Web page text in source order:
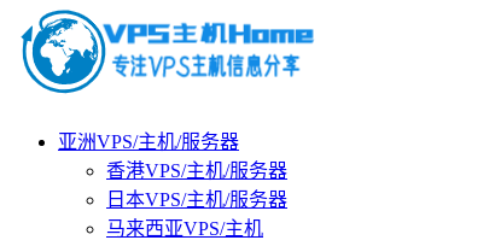
亚洲VPS/主机/服务器
香港VPS/主机/服务器
日本VPS/主机/服务器
马来西亚VPS/主机